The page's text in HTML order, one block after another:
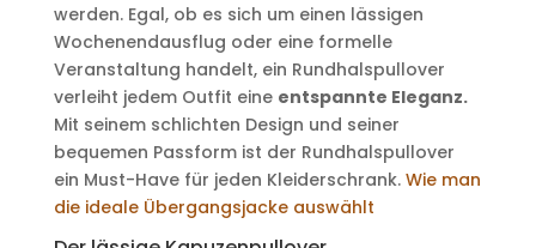
werden. Egal, ob es sich um einen lässigen
Wochenendausflug oder eine formelle
Veranstaltung handelt, ein Rundhalspullover
verleiht jedem Outfit eine entspannte Eleganz.
Mit seinem schlichten Design und seiner
bequemen Passform ist der Rundhalspullover
ein Must-Have für jeden Kleiderschrank. Wie man
die ideale Übergangsjacke auswählt